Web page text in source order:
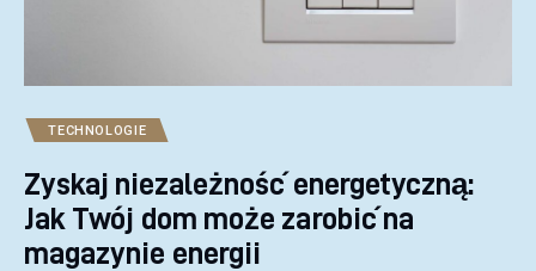
TECHNOLOGIE
Zyskaj niezależność energetyczną:
Jak Twój dom może zarobić na
magazynie energii